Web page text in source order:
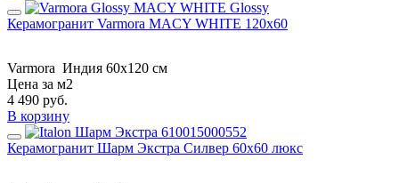
Керамогранит Varmora MACY WHITE 120x60
Varmora Индия 60x120 см
Цена за м2
4 490 руб.
В корзину
Керамогранит Шарм Экстра Силвер 60х60 люкс